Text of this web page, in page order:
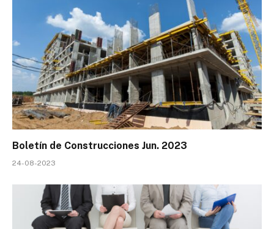
Boletín de Construcciones Jun. 2023
24-08-2023